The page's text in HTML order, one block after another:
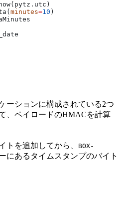
minutes=10 )
ーションに構成されている2つ
、ペイロードのHMACを計算
トを追加してから、
BOX-
にあるタイムスタンプのバイト